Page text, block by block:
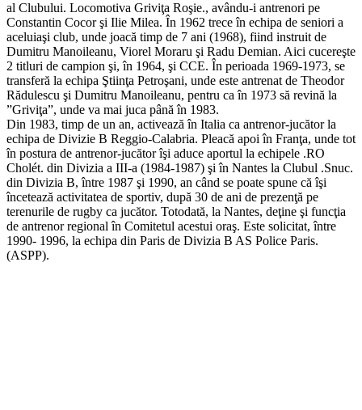
al Clubului. Locomotiva Griviţa Roşie., avându-i antrenori pe
Constantin Cocor şi Ilie Milea. În 1962 trece în echipa de seniori a
aceluiaşi club, unde joacă timp de 7 ani (1968), fiind instruit de
Dumitru Manoileanu, Viorel Moraru şi Radu Demian. Aici cucereşte
2 titluri de campion şi, în 1964, şi CCE. În perioada 1969-1973, se
transferă la echipa Ştiinţa Petroşani, unde este antrenat de Theodor
Rădulescu şi Dumitru Manoileanu, pentru ca în 1973 să revină la
”Griviţa”, unde va mai juca până în 1983.
Din 1983, timp de un an, activează în Italia ca antrenor-jucător la
echipa de Divizie B Reggio-Calabria. Pleacă apoi în Franţa, unde tot
în postura de antrenor-jucător îşi aduce aportul la echipele .RO
Cholét. din Divizia a III-a (1984-1987) şi în Nantes la Clubul .Snuc.
din Divizia B, între 1987 şi 1990, an când se poate spune că îşi
încetează activitatea de sportiv, după 30 de ani de prezenţă pe
terenurile de rugby ca jucător. Totodată, la Nantes, deţine şi funcţia
de antrenor regional în Comitetul acestui oraş. Este solicitat, între
1990- 1996, la echipa din Paris de Divizia B AS Police Paris.
(ASPP).